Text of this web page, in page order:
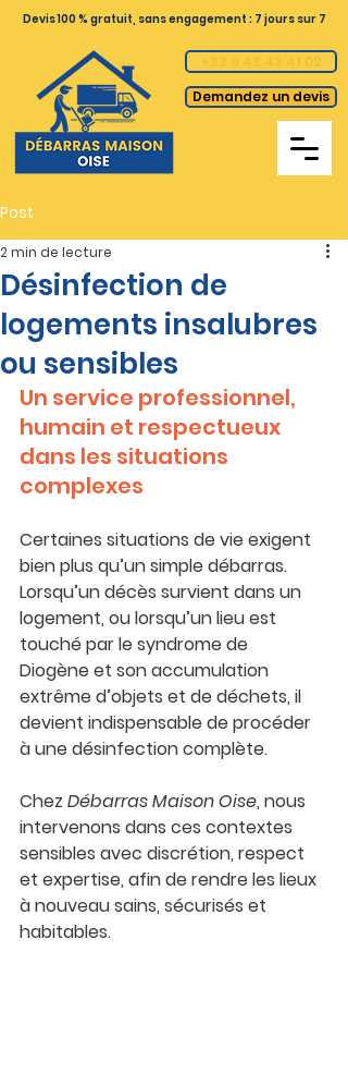
Demandez un devis
Devis 100 % gratuit, sans engagement : 7 jours sur 7
Post
Désinfection de
logements insalubres
ou sensibles
2 min de lecture
Un service professionnel,
humain et respectueux
dans les situations
complexes
Certaines situations de vie exigent
bien plus qu’un simple débarras.
Lorsqu’un décès survient dans un
logement, ou lorsqu’un lieu est
touché par le syndrome de
Diogène et son accumulation
extrême d’objets et de déchets, il
devient indispensable de procéder
à une désinfection complète.
Chez Débarras Maison Oise, nous
intervenons dans ces contextes
sensibles avec discrétion, respect
et expertise, afin de rendre les lieux
à nouveau sains, sécurisés et
habitables.